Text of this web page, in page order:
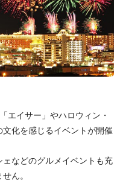
エイサー」やハロウィン・
化を感じるイベントが開催
などのグルメイベントも充
ん。